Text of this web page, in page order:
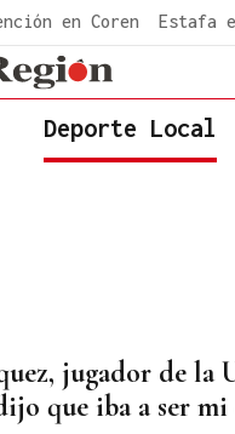
en Coren Estafa
Deporte Local
jugador de la
que iba a ser mi